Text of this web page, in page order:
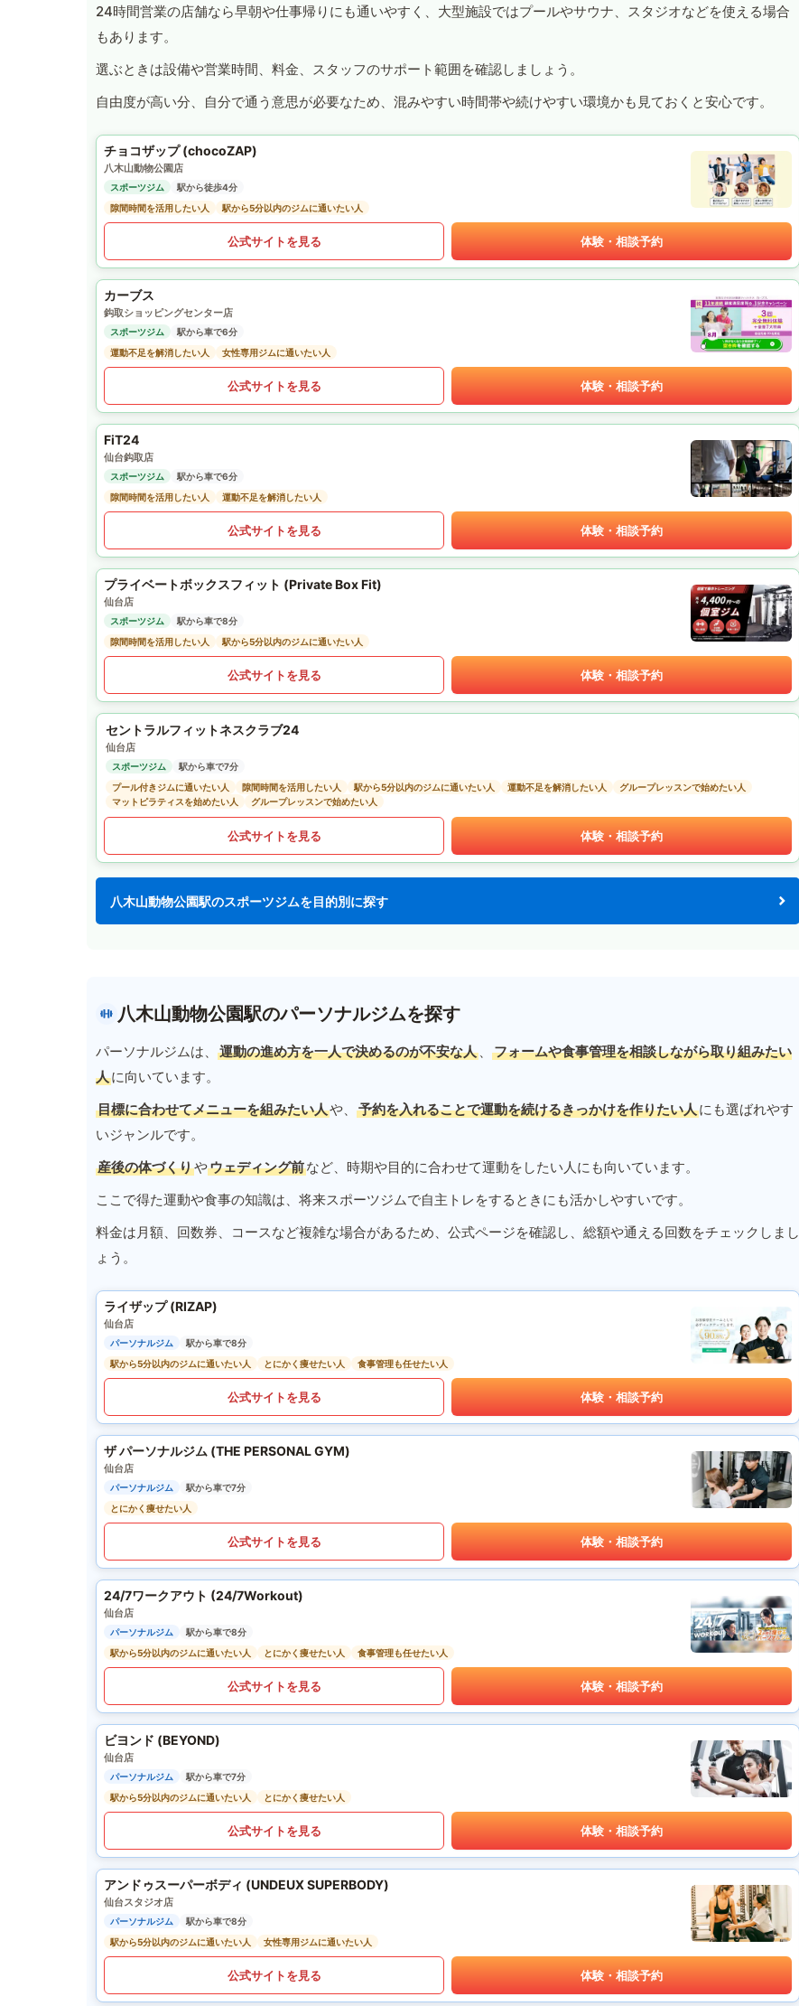
24時間営業の店舗なら早朝や仕事帰りにも通いやすく、大型施設ではプールやサウナ、スタジオなどを使える場合
もあります。
選ぶときは設備や営業時間、料金、スタッフのサポート範囲を確認しましょう。
自由度が高い分、自分で通う意思が必要なため、混みやすい時間帯や続けやすい環境かも見ておくと安心です。
チョコザップ (chocoZAP)
八木山動物公園店
スポーツジム
駅から徒歩4分
隙間時間を活用したい人
駅から5分以内のジムに通いたい人
公式サイトを見る 体験・相談予約
カーブス
鈎取ショッピングセンター店
スポーツジム
駅から車で6分
運動不足を解消したい人
女性専用ジムに通いたい人
公式サイトを見る 体験・相談予約
FiT24
仙台鈎取店
スポーツジム
駅から車で6分
隙間時間を活用したい人
運動不足を解消したい人
公式サイトを見る 体験・相談予約
プライベートボックスフィット (Private Box Fit)
仙台店
スポーツジム
駅から車で8分
隙間時間を活用したい人
駅から5分以内のジムに通いたい人
公式サイトを見る 体験・相談予約
セントラルフィットネスクラブ24
仙台店
スポーツジム
駅から車で7分
プール付きジムに通いたい人
隙間時間を活用したい人 駅から5分以内のジムに通いたい人 運動不足を解消したい人
グループレッスンで始めたい人
マットピラティスを始めたい人
グループレッスンで始めたい人
公式サイトを見る 体験・相談予約
八木山動物公園駅のスポーツジムを目的別に探す
八木山動物公園駅のパーソナルジムを探す
パーソナルジムは、 運動の進め方を一人で決めるのが不安な人 、
フォームや食事管理を相談しながら取り組みたい
人に向いています。
目標に合わせてメニューを組みたい人や、 予約を入れることで運動を続けるきっかけを作りたい人にも選ばれやす
いジャンルです。
産後の体づくりやウェディング前など、時期や目的に合わせて運動をしたい人にも向いています。
ここで得た運動や食事の知識は、将来スポーツジムで自主トレをするときにも活かしやすいです。
料金は月額、回数券、コースなど複雑な場合があるため、公式ページを確認し、総額や通える回数をチェックしまし
ょう。
ライザップ (RIZAP)
仙台店
パーソナルジム
駅から車で8分
駅から5分以内のジムに通いたい人
とにかく痩せたい人 食事管理も任せたい人
公式サイトを見る 体験・相談予約
ザ パーソナルジム (THE PERSONAL GYM)
仙台店
パーソナルジム
駅から車で7分
とにかく痩せたい人
公式サイトを見る 体験・相談予約
24/7ワークアウト (24/7Workout)
仙台店
パーソナルジム
駅から車で8分
駅から5分以内のジムに通いたい人
とにかく痩せたい人 食事管理も任せたい人
公式サイトを見る 体験・相談予約
ビヨンド (BEYOND)
仙台店
パーソナルジム
駅から車で7分
駅から5分以内のジムに通いたい人
とにかく痩せたい人
公式サイトを見る 体験・相談予約
アンドゥスーパーボディ (UNDEUX SUPERBODY)
仙台スタジオ店
パーソナルジム
駅から車で8分
駅から5分以内のジムに通いたい人
女性専用ジムに通いたい人
公式サイトを見る 体験・相談予約